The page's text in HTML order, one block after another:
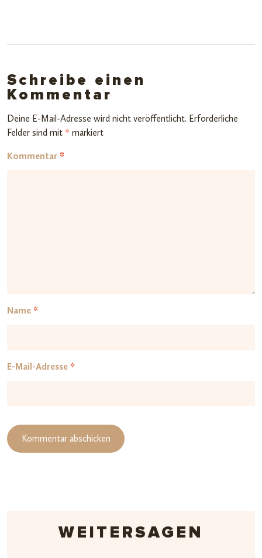
Schreibe einen
Kommentar
Deine E-Mail-Adresse wird nicht veröffentlicht. Erforderliche
Felder sind mit * markiert
Kommentar *
Name *
E-Mail-Adresse *
WEITERSAGEN